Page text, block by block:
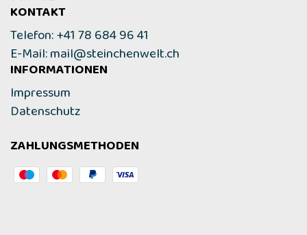
KONTAKT
Telefon: +41 78 684 96 41
E-Mail:mail@steinchenwelt.ch
INFORMATIONEN
Impressum
Datenschutz
ZAHLUNGSMETHODEN